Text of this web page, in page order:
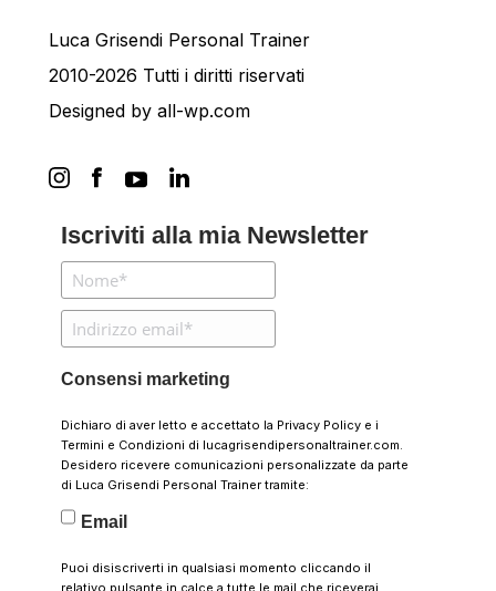
Luca Grisendi Personal Trainer
2010-2026 Tutti i diritti riservati
Designed by all-wp.com
Iscriviti alla mia Newsletter
Consensi marketing
Dichiaro di aver letto e accettato la Privacy Policye i
Termini e Condizioni di lucagrisendipersonaltrainer.com.
Desidero ricevere comunicazioni personalizzate da parte
di Luca Grisendi Personal Trainer tramite:
Email
Puoi disiscriverti in qualsiasi momento cliccando il
relativo pulsante in calce a tutte le mail che riceverai.